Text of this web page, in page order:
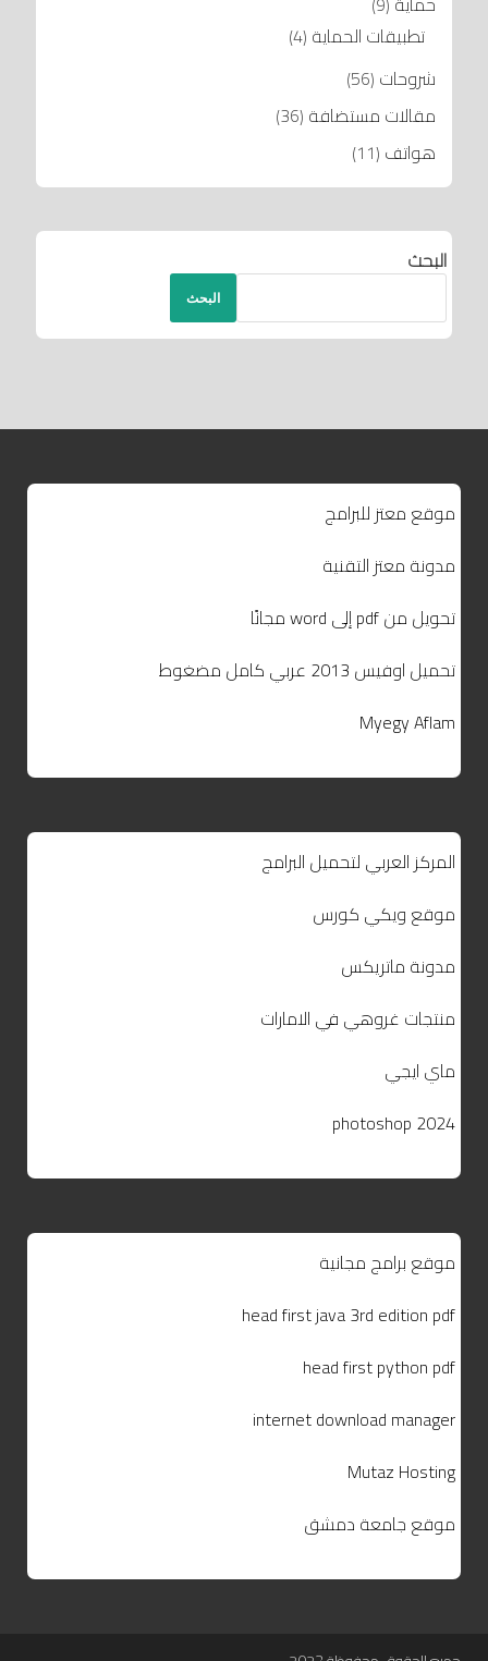
تطبيقات الحماية (4)
شروحات (56)
مقالات مستضافة (36)
هواتف (11)
البحث
البحث
موقع معتز للبرامج
مدونة معتز التقنية
تحويل من pdf إلى word مجانًا
تحميل اوفيس 2013 عربي كامل مضغوط
Myegy Aflam
المركز العربي لتحميل البرامج
موقع ويكي كورس
مدونة ماتريكس
منتجات غروهي في الامارات
ماي ايجي
photoshop 2024
موقع برامج مجانية
head first java 3rd edition pdf
head first python pdf
internet download manager
Mutaz Hosting
موقع جامعة دمشق